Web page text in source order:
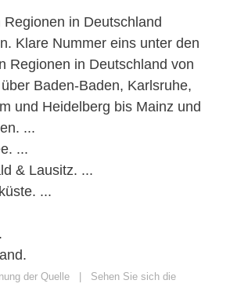
in Deutschland
Klare Nummer eins unter den
Regionen in Deutschland von
Baden-Baden, Karlsruhe,
und Heidelberg bis Mainz und
...
...
& Lausitz. ...
...
der Quelle | Sehen Sie sich die